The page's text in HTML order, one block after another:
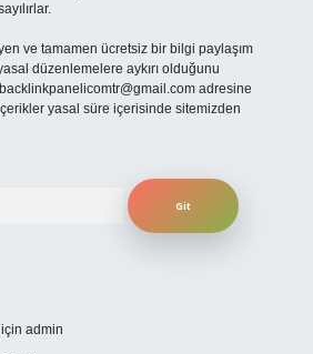
ve tamamen ücretsiz bir bilgi paylaşım
düzenlemelere aykırı olduğunu
backlinkpanelicomtr@gmail.com adresine
yasal süre içerisinde sitemizden
için admin